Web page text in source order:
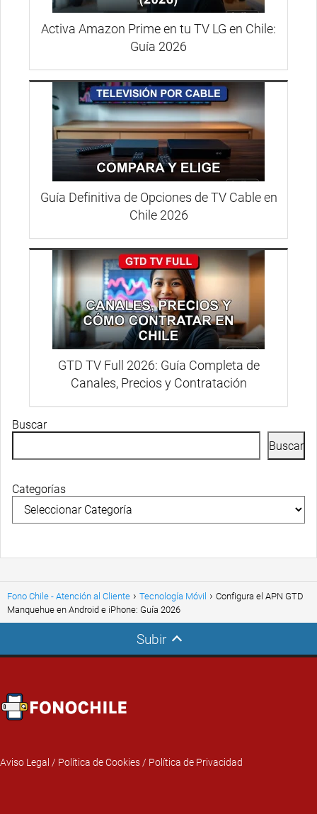
Activa Amazon Prime en tu TV LG en Chile:
Guía 2026
Guía Definitiva de Opciones de TV Cable en
Chile 2026
GTD TV Full 2026: Guía Completa de
Canales, Precios y Contratación
Buscar
Buscar
Categorías
Fono Chile - Atención al Cliente Tecnología Móvil
Configura el APN GTD
Manquehue en Android e iPhone: Guía 2026
Subir
Aviso Legal / Política de Cookies / Política de Privacidad